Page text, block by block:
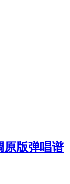
原版弹唱谱